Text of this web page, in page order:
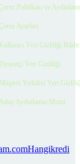
Politikası ve
Ayarları
Kullanıcı Veri Gizliliği
Ziyaretçi Veri Gizliliği
Müşteri Yetkilisi Veri
Aday Aydınlatma Metni
Hangikredi